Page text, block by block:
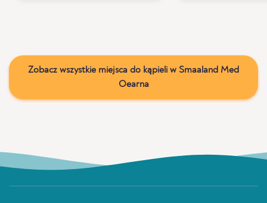
Zobacz wszystkie miejsca do kąpieli w Smaaland Med
Oearna